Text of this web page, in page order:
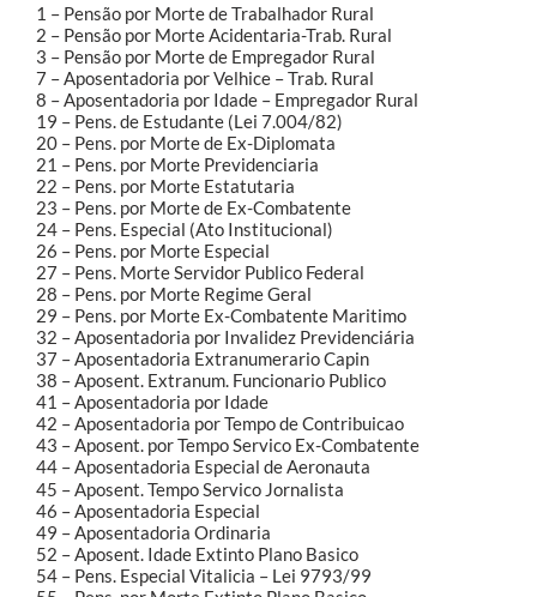
1 – Pensão por Morte de Trabalhador Rural
2 – Pensão por Morte Acidentaria-Trab. Rural
3 – Pensão por Morte de Empregador Rural
7 – Aposentadoria por Velhice – Trab. Rural
8 – Aposentadoria por Idade – Empregador Rural
19 – Pens. de Estudante (Lei 7.004/82)
20 – Pens. por Morte de Ex-Diplomata
21 – Pens. por Morte Previdenciaria
22 – Pens. por Morte Estatutaria
23 – Pens. por Morte de Ex-Combatente
24 – Pens. Especial (Ato Institucional)
26 – Pens. por Morte Especial
27 – Pens. Morte Servidor Publico Federal
28 – Pens. por Morte Regime Geral
29 – Pens. por Morte Ex-Combatente Maritimo
32 – Aposentadoria por Invalidez Previdenciária
37 – Aposentadoria Extranumerario Capin
38 – Aposent. Extranum. Funcionario Publico
41 – Aposentadoria por Idade
42 – Aposentadoria por Tempo de Contribuicao
43 – Aposent. por Tempo Servico Ex-Combatente
44 – Aposentadoria Especial de Aeronauta
45 – Aposent. Tempo Servico Jornalista
46 – Aposentadoria Especial
49 – Aposentadoria Ordinaria
52 – Aposent. Idade Extinto Plano Basico
54 – Pens. Especial Vitalicia – Lei 9793/99